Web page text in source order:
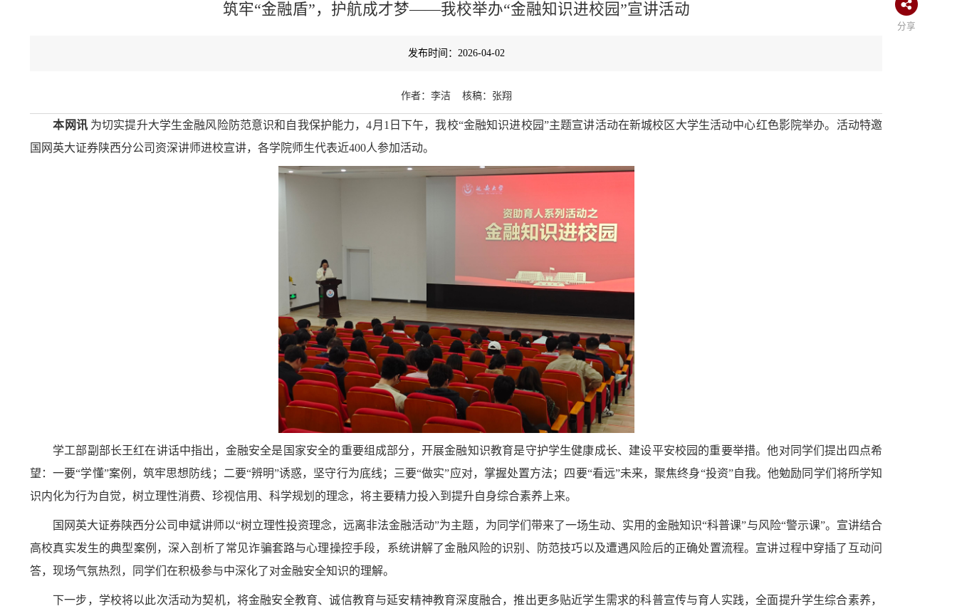
筑牢“金融盾”，护航成才梦——我校举办“金融知识进校园”宣讲活动
分享
发布时间：2026-04-02
作者：李洁 核稿：张翔
本网讯为切实提升大学生金融风险防范意识和自我保护能力，4月1日下午，我校“金融知识进校园”主题宣讲活动在新城校区大学生活动中心红色影院举办。活动特邀
国网英大证券陕西分公司资深讲师进校宣讲，各学院师生代表近400人参加活动。
学工部副部长王红在讲话中指出，金融安全是国家安全的重要组成部分，开展金融知识教育是守护学生健康成长、建设平安校园的重要举措。他对同学们提出四点希
望：一要“学懂”案例，筑牢思想防线；二要“辨明”诱惑，坚守行为底线；三要“做实”应对，掌握处置方法；四要“看远”未来，聚焦终身“投资”自我。他勉励同学们将所学知
识内化为行为自觉，树立理性消费、珍视信用、科学规划的理念，将主要精力投入到提升自身综合素养上来。
国网英大证券陕西分公司申斌讲师以“树立理性投资理念，远离非法金融活动”为主题，为同学们带来了一场生动、实用的金融知识“科普课”与风险“警示课”。宣讲结合
高校真实发生的典型案例，深入剖析了常见诈骗套路与心理操控手段，系统讲解了金融风险的识别、防范技巧以及遭遇风险后的正确处置流程。宣讲过程中穿插了互动问
答，现场气氛热烈，同学们在积极参与中深化了对金融安全知识的理解。
下一步，学校将以此次活动为契机，将金融安全教育、诚信教育与延安精神教育深度融合，推出更多贴近学生需求的科普宣传与育人实践，全面提升学生综合素养，